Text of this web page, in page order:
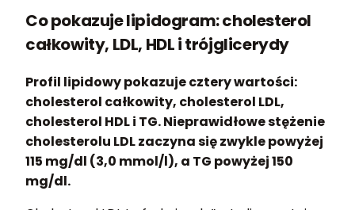
Co pokazuje lipidogram: cholesterol
całkowity, LDL, HDL i trójglicerydy
Profil lipidowy pokazuje cztery wartości:
cholesterol całkowity, cholesterol LDL,
cholesterol HDL i TG. Nieprawidłowe stężenie
cholesterolu LDL zaczyna się zwykle powyżej
115 mg/dl (3,0 mmol/l), a TG powyżej 150
mg/dl.